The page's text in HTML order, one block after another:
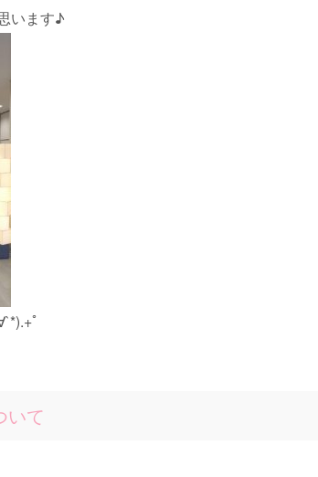
います♪
ﾟ
いて